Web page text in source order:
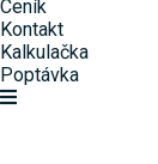
Ceník
Kontakt
Kalkulačka
Poptávka